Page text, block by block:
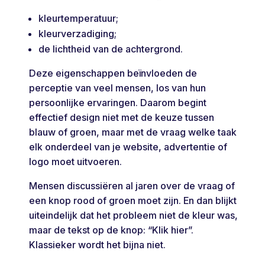
kleurtemperatuur;
kleurverzadiging;
de lichtheid van de achtergrond.
Deze eigenschappen beïnvloeden de
perceptie van veel mensen, los van hun
persoonlijke ervaringen. Daarom begint
effectief design niet met de keuze tussen
blauw of groen, maar met de vraag welke taak
elk onderdeel van je website, advertentie of
logo moet uitvoeren.
Mensen discussiëren al jaren over de vraag of
een knop rood of groen moet zijn. En dan blijkt
uiteindelijk dat het probleem niet de kleur was,
maar de tekst op de knop: “Klik hier”.
Klassieker wordt het bijna niet.